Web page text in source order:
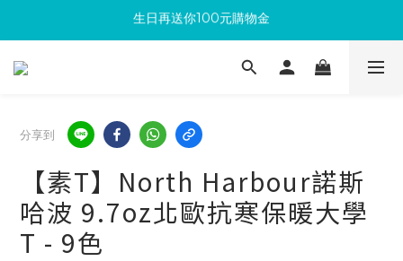
滿300回饋10%購物金
加入成為新會員 馬上領取50元購物金
分享到
【素T】North Harbour諾斯
哈波 9.7oz北歐抗寒保暖大學
T - 9色